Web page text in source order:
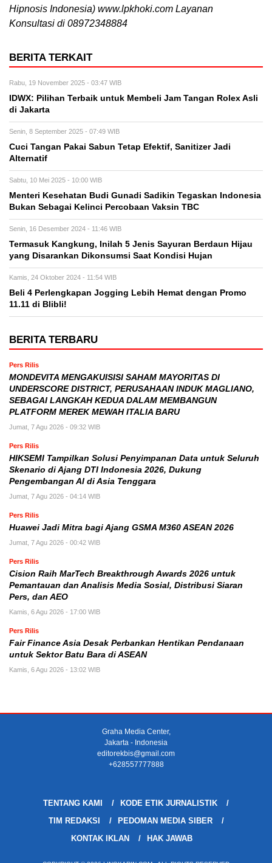
Hipnosis Indonesia) www.lpkhoki.com Layanan
Konsultasi di 08972348884
BERITA TERKAIT
Rabu, 19 November 2025 - 03:47 WIB
IDWX: Pilihan Terbaik untuk Membeli Jam Tangan Rolex Asli
di Jakarta
Senin, 8 September 2025 - 07:49 WIB
Cuci Tangan Pakai Sabun Tetap Efektif, Sanitizer Jadi
Alternatif
Sabtu, 10 Mei 2025 - 10:00 WIB
Menteri Kesehatan Budi Gunadi Sadikin Tegaskan Indonesia
Bukan Sebagai Kelinci Percobaan Vaksin TBC
Senin, 16 Desember 2024 - 11:46 WIB
Termasuk Kangkung, Inilah 5 Jenis Sayuran Berdaun Hijau
yang Disarankan Dikonsumsi Saat Kondisi Hujan
Kamis, 24 Oktober 2024 - 11:54 WIB
Beli 4 Perlengkapan Jogging Lebih Hemat dengan Promo
11.11 di Blibli!
BERITA TERBARU
Pers Rilis
MONDEVITA MENGAKUISISI SAHAM MAYORITAS DI
UNDERSCORE DISTRICT, PERUSAHAAN INDUK MAGLIANO,
SEBAGAI LANGKAH KEDUA DALAM MEMBANGUN
PLATFORM MEREK MEWAH ITALIA BARU
Jumat, 7 Agu 2026 - 09:32 WIB
Pers Rilis
HIKSEMI Tampilkan Solusi Penyimpanan Data untuk Seluruh
Skenario di Ajang DTI Indonesia 2026, Dukung
Pengembangan AI di Asia Tenggara
Jumat, 7 Agu 2026 - 04:14 WIB
Pers Rilis
Huawei Jadi Mitra bagi Ajang GSMA M360 ASEAN 2026
Jumat, 7 Agu 2026 - 00:42 WIB
Pers Rilis
Cision Raih MarTech Breakthrough Awards 2026 untuk
Pemantauan dan Analisis Media Sosial, Distribusi Siaran
Pers, dan AEO
Kamis, 6 Agu 2026 - 17:00 WIB
Pers Rilis
Fair Finance Asia Desak Perbankan Hentikan Pendanaan
untuk Sektor Batu Bara di ASEAN
Kamis, 6 Agu 2026 - 13:02 WIB
Graha Media Center,
Jakarta - Indonesia
editorekbis@gmail.com
+628557777888
TENTANG KAMI
KODE ETIK JURNALISTIK
TIM REDAKSI
PEDOMAN MEDIA SIBER
KONTAK IKLAN
HAK JAWAB